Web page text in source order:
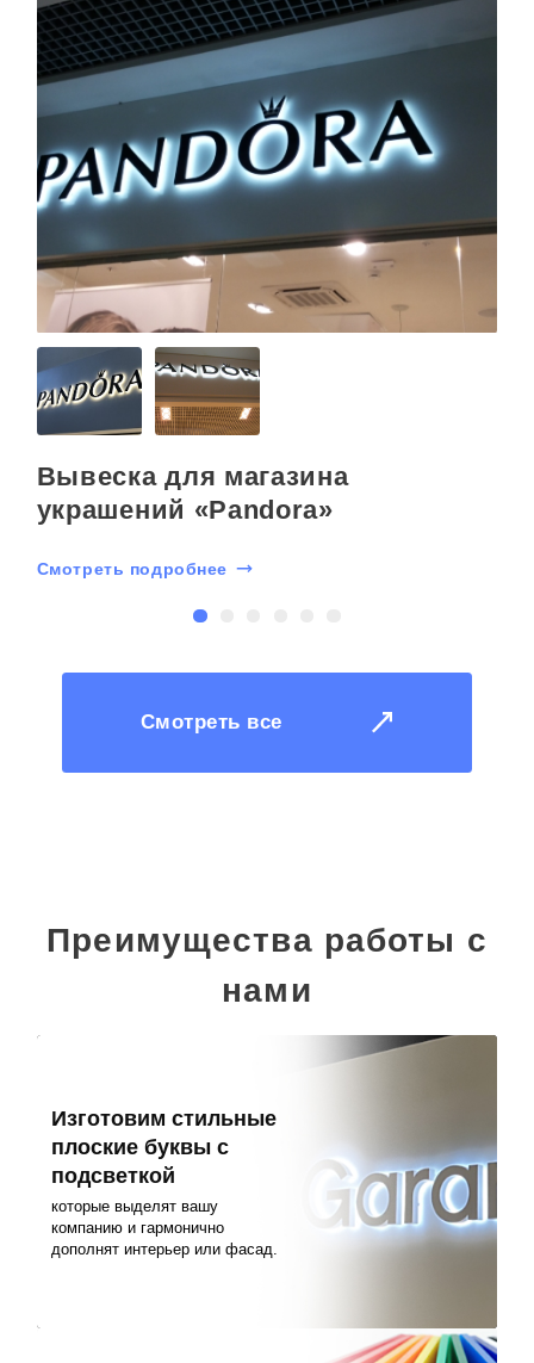
Вывеска для магазина
украшений «Pandora»
Смотреть подробнее
Смотреть все
Преимущества работы с
нами
Изготовим стильные
плоские буквы с
подсветкой
которые выделят вашу
компанию и гармонично
дополнят интерьер или фасад.